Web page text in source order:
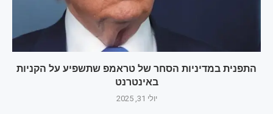
התפנית במדיניות הסחר של טראמפ שתשפיע על הקניות
באינטרנט
יולי 31, 2025